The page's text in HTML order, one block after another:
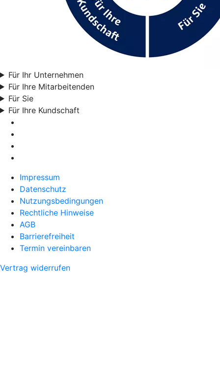
Für Ihr Unternehmen
Für Ihre Mitarbeitenden
Für Sie
Für Ihre Kundschaft
Impressum
Datenschutz
Nutzungsbedingungen
Rechtliche Hinweise
AGB
Barrierefreiheit
Termin vereinbaren
Vertrag widerrufen